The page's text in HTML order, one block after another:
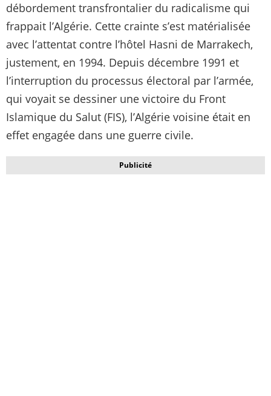
débordement transfrontalier du radicalisme qui
frappait l’Algérie. Cette crainte s’est matérialisée
avec l’attentat contre l’hôtel Hasni de Marrakech,
justement, en 1994. Depuis décembre 1991 et
l’interruption du processus électoral par l’armée,
qui voyait se dessiner une victoire du Front
Islamique du Salut (FIS), l’Algérie voisine était en
effet engagée dans une guerre civile.
Publicité